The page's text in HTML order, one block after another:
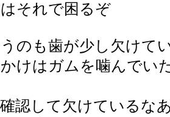
それで困るぞ
のも歯が少し欠けて
けはガムを噛んでい
認して欠けているな